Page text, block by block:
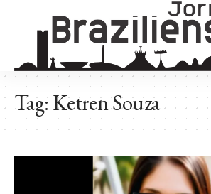
Tag:Ketren Souza